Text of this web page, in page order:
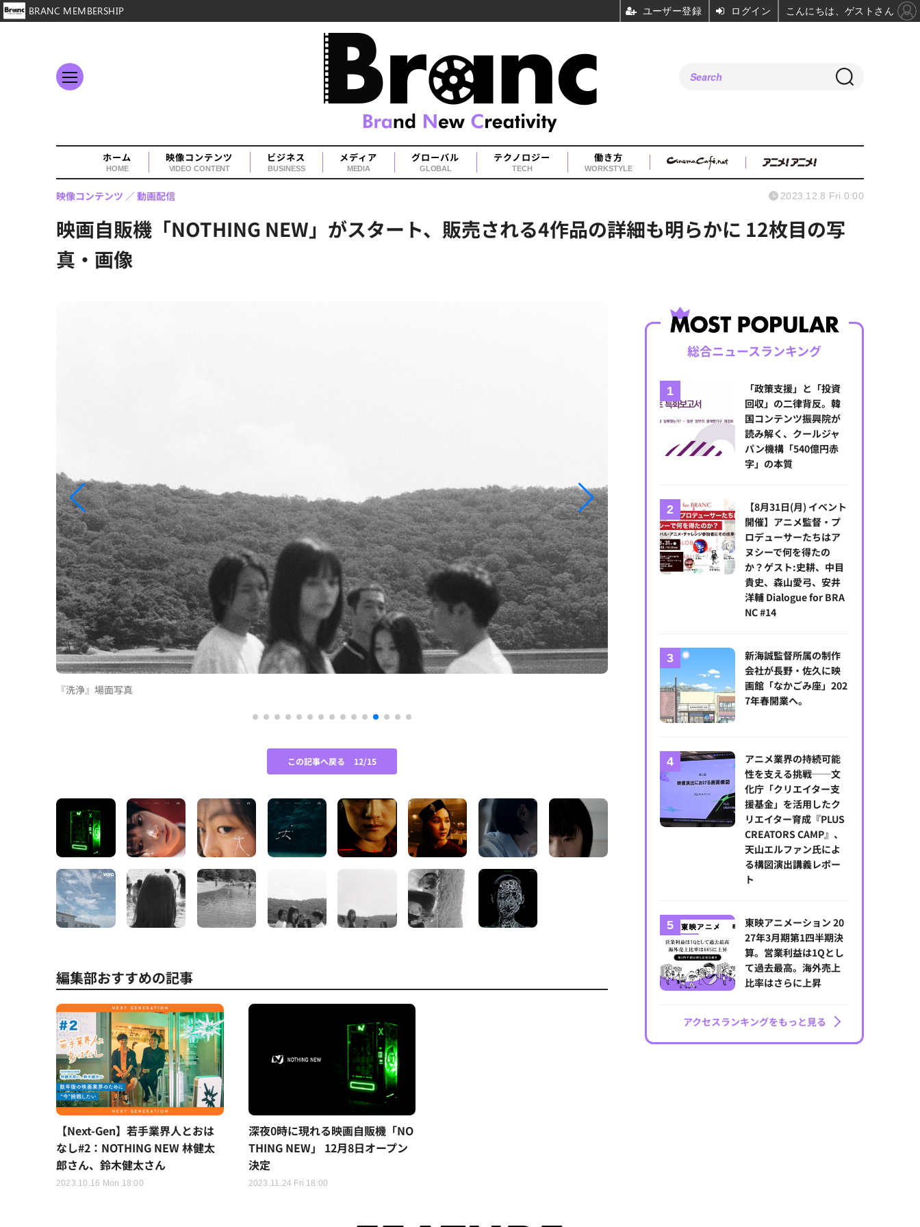
ホーム
HOME
映像コンテンツ
VIDEO CONTENT
ビジネス
BUSINESS
メディア
MEDIA
グローバル
GLOBAL
テクノロジー
TECH
働き方
WORKSTYLE
映画自販機「NOTHING NEW」がスタート、販売される4作品の詳細も明らかに 12枚目の写
真・画像
映像コンテンツ 動画配信 2023.12.8 Fri 0:00
『洗浄』場面写真
『洗浄』場面写真
この記事へ戻る 12/15
編集部おすすめの記事
【Next-Gen】若手業界人とおは
なし#2：NOTHING NEW 林健太
郎さん、鈴木健太さん
2023.10.16 Mon 18:00
深夜0時に現れる映画自販機「NO
THING NEW」 12月8日オープン
決定
2023.11.24 Fri 18:00
総合ニュースランキング
「政策支援」と「投資
回収」の二律背反。韓
国コンテンツ振興院が
読み解く、クールジャ
パン機構「540億円赤
字」の本質
【8月31日(月) イベント
開催】アニメ監督・プ
ロデューサーたちはア
ヌシーで何を得たの
か？ゲスト:史耕、中目
貴史、森山愛弓、安井
洋輔 Dialogue for BRA
NC #14
新海誠監督所属の制作
会社が長野・佐久に映
画館「なかごみ座」202
7年春開業へ。
アニメ業界の持続可能
性を支える挑戦──文
化庁「クリエイター支
援基金」を活用したク
リエイター育成『PLUS
CREATORS CAMP』、
天山エルファン氏によ
る構図演出講義レポー
ト
東映アニメーション 20
27年3月期第1四半期決
算。営業利益は1Qとし
て過去最高。海外売上
比率はさらに上昇
アクセスランキングをもっと見る
BRANC MEMBERSHIP ユーザー登録 ログイン こんにちは、ゲストさん